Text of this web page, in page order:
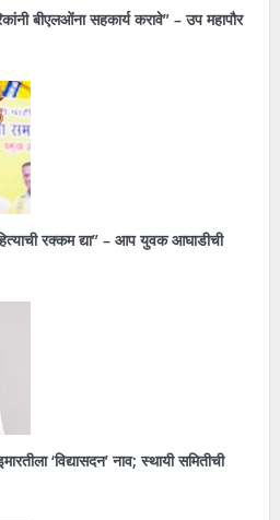
बीएलओंना सहकार्य करावे” – उप महापौर
रक्कम द्या” – आप युवक आघाडीची
‘विद्यासदन’ नाव; स्थायी समितीची